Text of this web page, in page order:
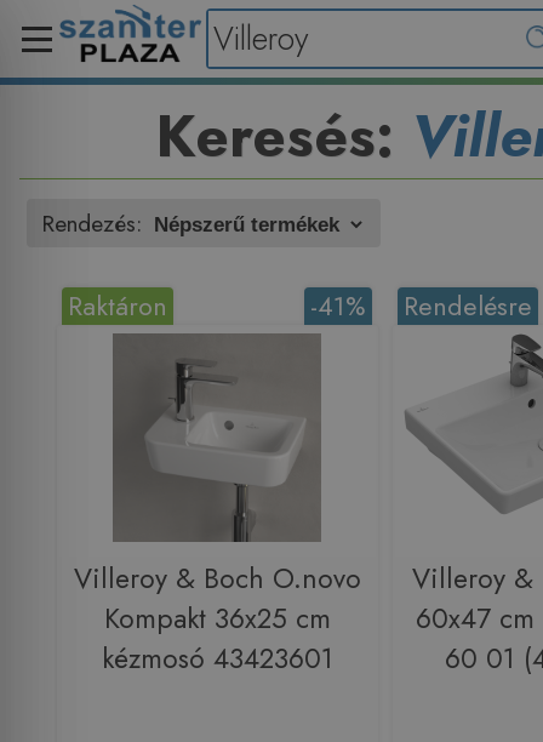
Keresés:
Rendezés:
-41%
Raktáron
Villeroy & Boch O.novo
Kompakt 36x25 cm
kézmosó 43423601
Rendelésre
Villeroy &
60x47
60 01